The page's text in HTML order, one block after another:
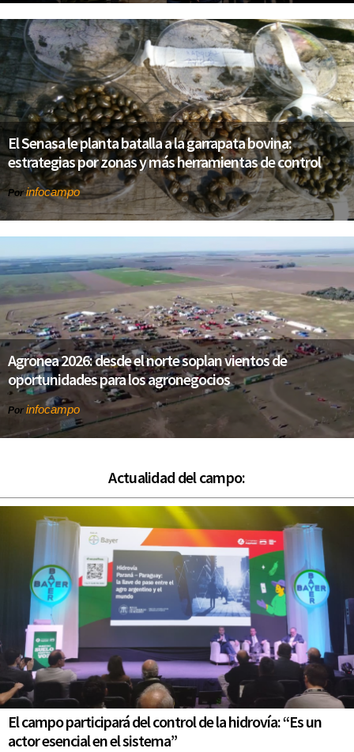
El Senasa le planta batalla a la garrapata bovina:
estrategias por zonas y más herramientas de control
Porinfocampo
Agronea 2026: desde el norte soplan vientos de
oportunidades para los agronegocios
Por infocampo
Actualidad del campo:
El campo participará del control de la hidrovía: “Es un
actor esencial en el sistema”